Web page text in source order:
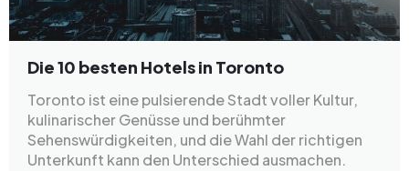
Die 10 besten Hotels in Toronto
Toronto ist eine pulsierende Stadt voller Kultur,
kulinarischer Genüsse und berühmter
Sehenswürdigkeiten, und die Wahl der richtigen
Unterkunft kann den Unterschied ausmachen.